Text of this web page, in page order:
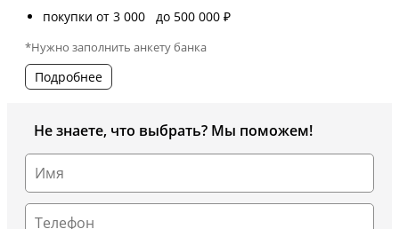
покупки от 3 000 до 500 000 ₽
*Нужно заполнить анкету банка
Подробнее
Не знаете, что выбрать? Мы поможем!